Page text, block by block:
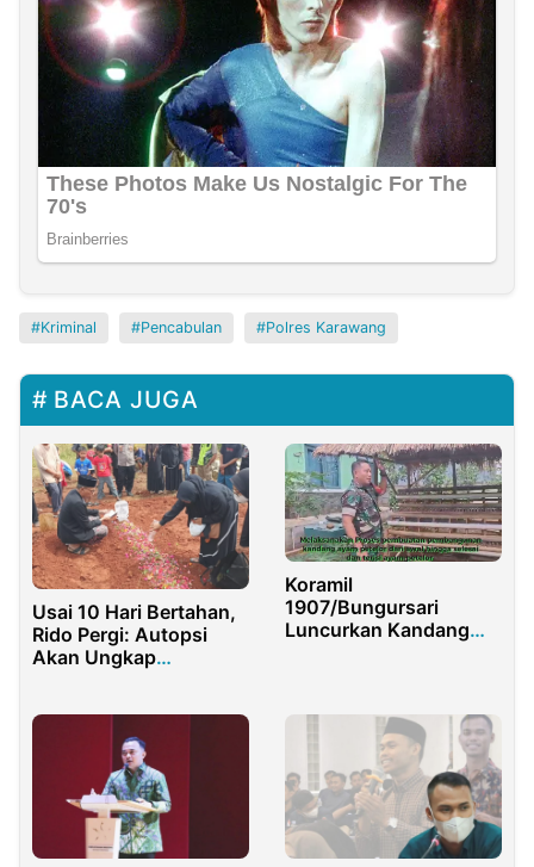
Kriminal Pencabulan Polres Karawang
BACA JUGA
Usai 10 Hari Bertahan,
Rido Pergi: Autopsi
Akan Ungkap
Koramil
1907/Bungursari
Luncurkan Kandang